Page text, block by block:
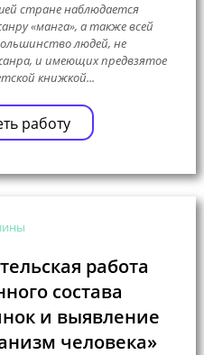
стране наблюдается
«манга», а также всей
людей, не
и имеющих предвзятое
книжкой...
работу
работа
состава
и выявление
человека»